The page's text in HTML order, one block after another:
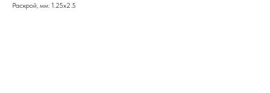
Раскрой, мм: 1.25х2.5